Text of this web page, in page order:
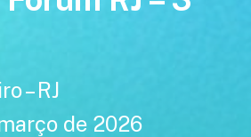
– RJ
de 2026